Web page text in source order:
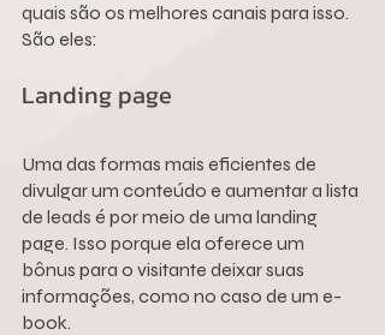
quais são os melhores canais para isso.
São eles:
Landing page
Uma das formas mais eficientes de
divulgar um conteúdo e aumentar a lista
de leads é por meio de uma landing
page. Isso porque ela oferece um
bônus para o visitante deixar suas
informações, como no caso de um e-
book.